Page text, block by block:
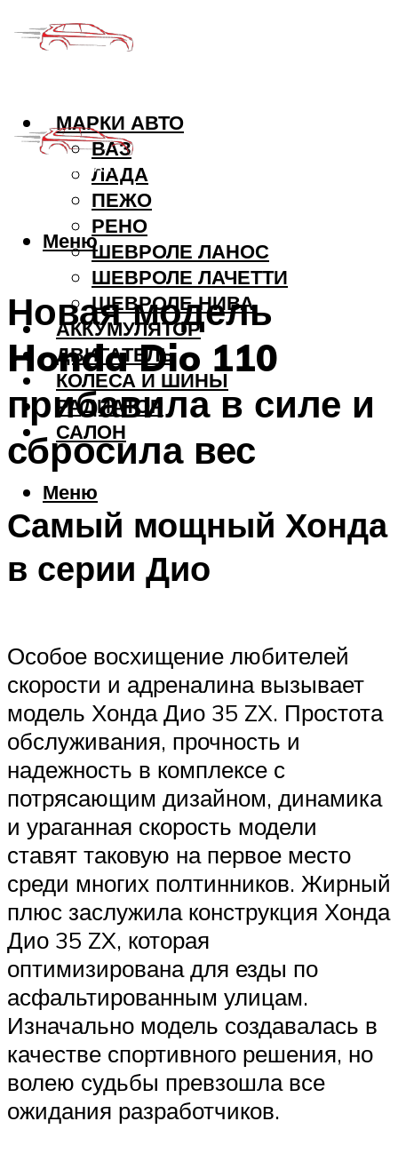
МАРКИ АВТО
ВАЗ
ЛАДА
ПЕЖО
РЕНО
ШЕВРОЛЕ ЛАНОС
ШЕВРОЛЕ ЛАЧЕТТИ
ШЕВРОЛЕ НИВА
АККУМУЛЯТОР
ДВИГАТЕЛЬ
КОЛЕСА И ШИНЫ
РАДИАТОР
САЛОН
Меню
Меню
Новая модель
Honda Dio 110
прибавила в силе и
сбросила вес
Самый мощный Хонда
в серии Дио
Особое восхищение любителей
скорости и адреналина вызывает
модель Хонда Дио 35 ZX. Простота
обслуживания, прочность и
надежность в комплексе с
потрясающим дизайном, динамика
и ураганная скорость модели
ставят таковую на первое место
среди многих полтинников. Жирный
плюс заслужила конструкция Хонда
Дио 35 ZX, которая
оптимизирована для езды по
асфальтированным улицам.
Изначально модель создавалась в
качестве спортивного решения, но
волею судьбы превзошла все
ожидания разработчиков.